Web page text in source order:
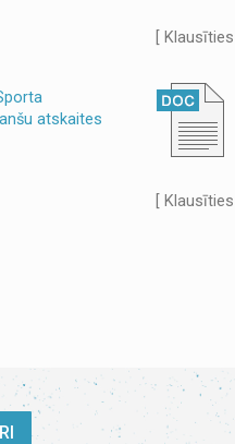
[ Klausīties ]
atskaites
[ Klausīties ]